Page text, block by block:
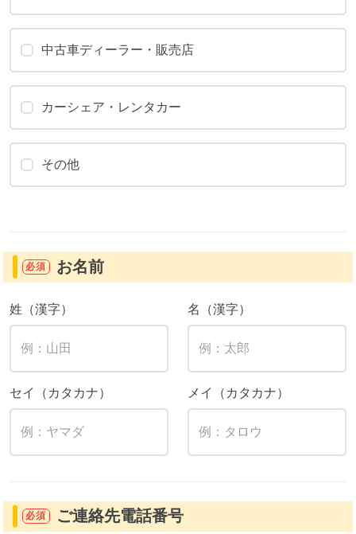
中古車ディーラー・販売店
カーシェア・レンタカー
その他
必須 お名前
姓（漢字） 名（漢字）
セイ（カタカナ） メイ（カタカナ）
必須 ご連絡先電話番号